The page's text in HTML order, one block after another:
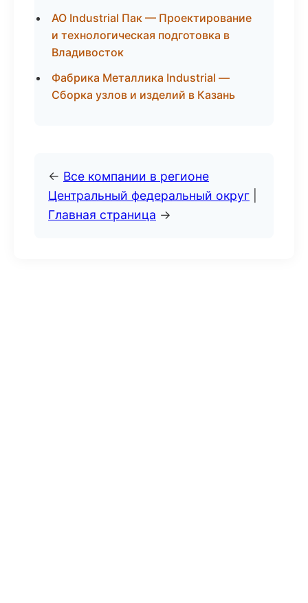
АО Industrial Пак — Проектирование
и технологическая подготовка в
Владивосток
Фабрика Металлика Industrial —
Сборка узлов и изделий в Казань
← Все компании в регионе
Центральный федеральный округ
Главная страница →